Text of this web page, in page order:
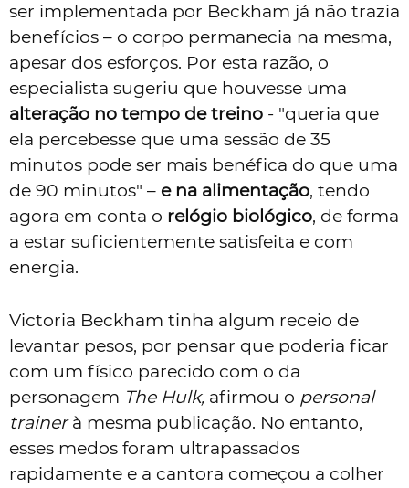
ser implementada por Beckham já não trazia
benefícios – o corpo permanecia na mesma,
apesar dos esforços. Por esta razão, o
especialista sugeriu que houvesse uma
alteração no tempo de treino - "queria que
ela percebesse que uma sessão de 35
minutos pode ser mais benéfica do que uma
de 90 minutos" – e na alimentação, tendo
agora em conta o relógio biológico, de forma
a estar suficientemente satisfeita e com
energia.
Victoria Beckham tinha algum receio de
levantar pesos, por pensar que poderia ficar
com um físico parecido com o da
personagem The Hulk, afirmou o personal
trainerà mesma publicação. No entanto,
esses medos foram ultrapassados
rapidamente e a cantora começou a colher